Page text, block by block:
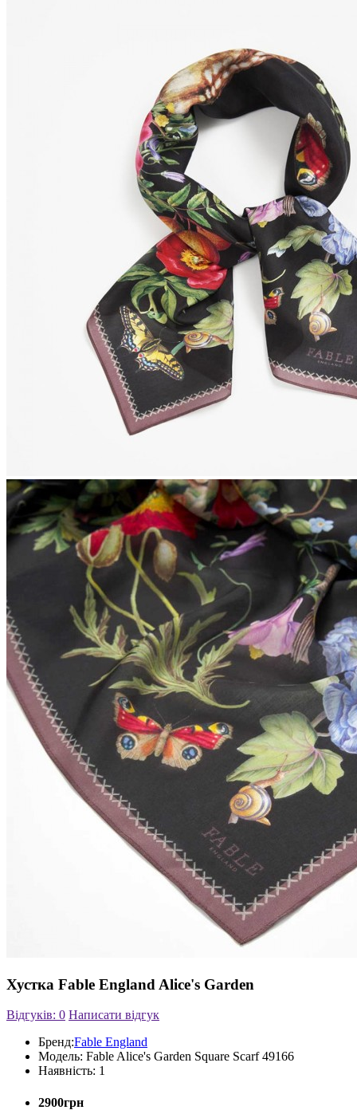
Хустка Fable England Alice's Garden
Відгуків: 0 Написати відгук
Бренд:Fable England
Модель: Fable Alice's Garden Square Scarf 49166
Наявність: 1
2900грн